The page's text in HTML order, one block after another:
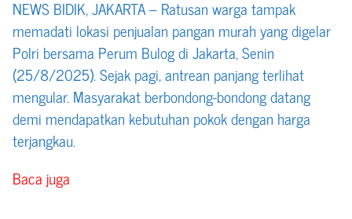
NEWS BIDIK, JAKARTA – Ratusan warga tampak
memadati lokasi penjualan pangan murah yang digelar
Polri bersama Perum Bulog di Jakarta, Senin
(25/8/2025). Sejak pagi, antrean panjang terlihat
mengular. Masyarakat berbondong-bondong datang
demi mendapatkan kebutuhan pokok dengan harga
terjangkau.
Baca juga